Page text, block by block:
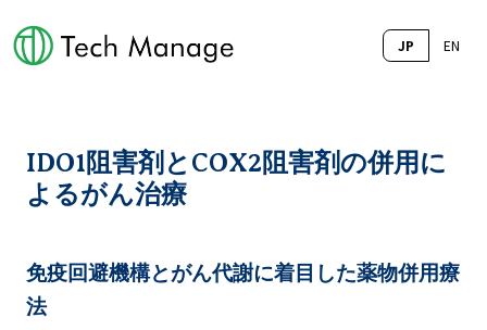
JP EN
IDO1阻害剤とCOX2阻害剤の併用に
よるがん治療
免疫回避機構とがん代謝に着目した薬物併用療
法